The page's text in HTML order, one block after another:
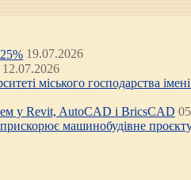
19.07.2026
12.07.2026
міського господарства
у Revit, AutoCAD і BricsCAD
машинобудівне